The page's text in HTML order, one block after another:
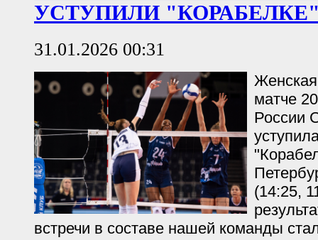
УСТУПИЛИ
31.01.2026 00:31
матче
России
(14:25,
встречи в составе нашей команды